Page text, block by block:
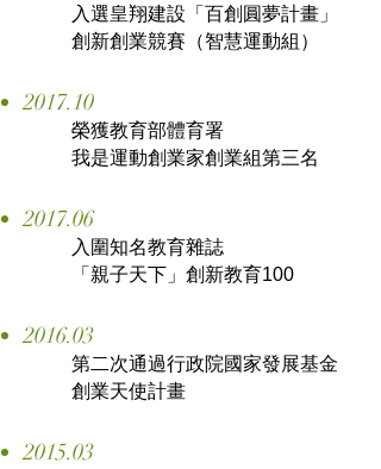
入選皇翔建設「百創圓夢計畫」
創新創業競賽（智慧運動組）
2017.10
榮獲教育部體育署
我是運動創業家創業組第三名
2017.06
入圍知名教育雜誌
「親子天下」 創新教育100
2016.03
第二次通過行政院國家發展基金
創業天使計畫
2015.03